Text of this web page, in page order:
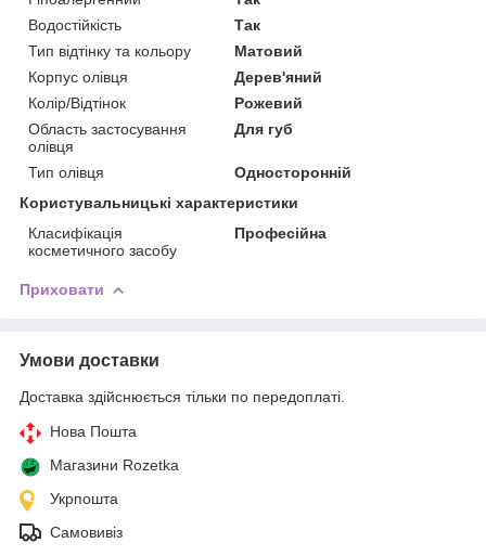
Водостійкість
Так
Тип відтінку та кольору
Матовий
Корпус олівця
Дерев'яний
Колір/Відтінок
Рожевий
Область застосування
олівця
Для губ
Тип олівця
Односторонній
Користувальницькі характеристики
Класифікація
косметичного засобу
Професійна
Приховати
Умови доставки
Доставка здійснюється тільки по передоплаті.
Нова Пошта
Магазини Rozetka
Укрпошта
Самовивіз